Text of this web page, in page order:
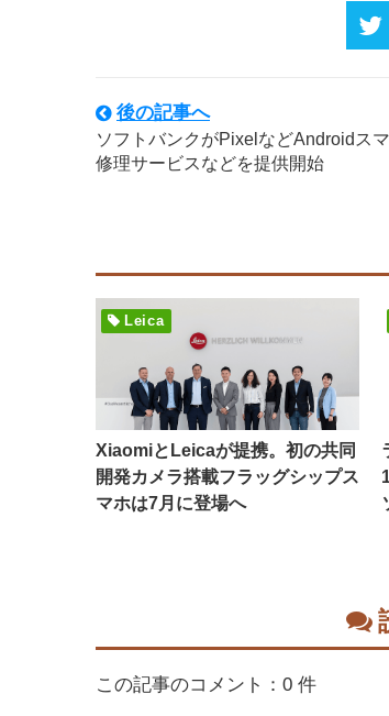
後の記事へ
ソフトバンクがPixelなどAndroidス
修理サービスなどを提供開始
Leica
XiaomiとLeicaが提携。初の共同
開発カメラ搭載フラッグシップス
マホは7月に登場へ
この記事のコメント：0 件